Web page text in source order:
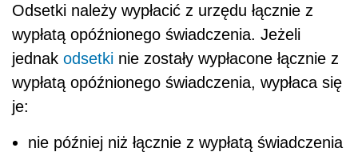
Odsetki należy wypłacić z urzędu łącznie z
wypłatą opóźnionego świadczenia. Jeżeli
jednak odsetki nie zostały wypłacone łącznie z
wypłatą opóźnionego świadczenia, wypłaca się
je:
nie później niż łącznie z wypłatą świadczenia